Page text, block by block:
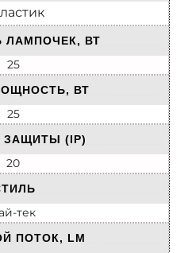
ВТ
25
ВТ
25
ЗАЩИТЫ (IP)
20
тек
ПОТОК, LM